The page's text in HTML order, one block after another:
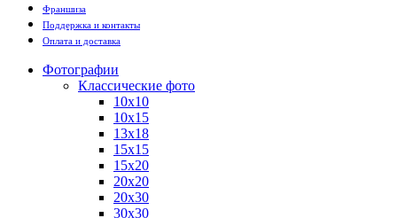
Франшиза
Поддержка и контакты
Оплата и доставка
Фотографии
Классические фото
10х10
10х15
13х18
15х15
15х20
20х20
20х30
30х30